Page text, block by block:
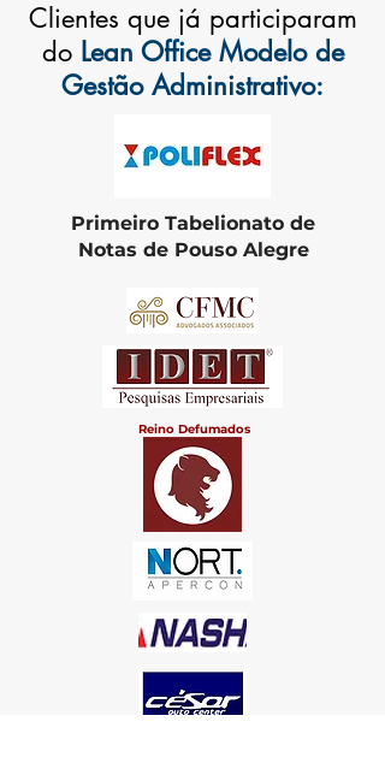
Clientes que já participaram
do Lean Office Modelo de
Gestão Administrativo:
Primeiro Tabelionato de
Notas de Pouso Alegre
Reino Defumados